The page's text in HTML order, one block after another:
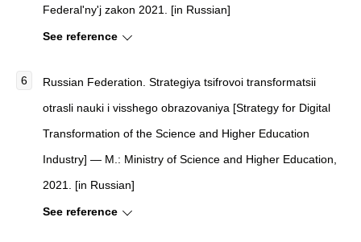
Federal'ny'j zakon 2021. [in Russian]
See reference
Russian Federation. Strategiya tsifrovoi transformatsii
otrasli nauki i visshego obrazovaniya [Strategy for Digital
Transformation of the Science and Higher Education
Industry] — M.: Ministry of Science and Higher Education,
2021. [in Russian]
See reference